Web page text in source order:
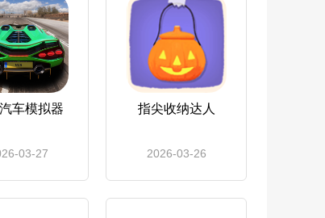
车模拟器
03-27
指尖收纳达人
2026-03-26